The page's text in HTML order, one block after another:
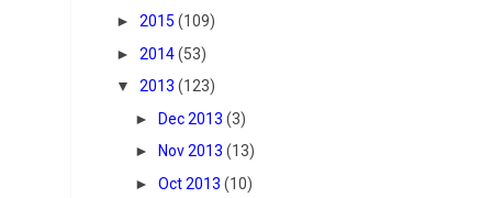
► 2015 (109)
► 2014(53)
▼
2013 (123)
►
Dec 2013 (3)
►
Nov 2013 (13)
► Oct 2013 (10)